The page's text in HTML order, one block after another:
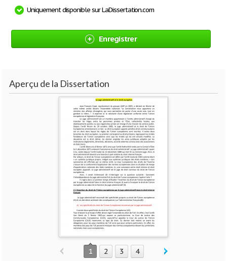
Uniquement disponible sur LaDissertation.com
Enregistrer
Aperçu de la Dissertation
1 2 3 4